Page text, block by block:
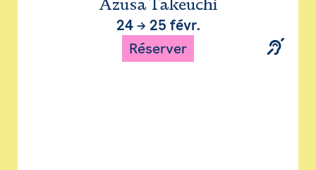
24→ 25 févr.
Réserver